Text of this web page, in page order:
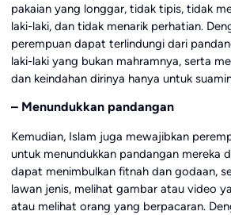
pakaian yang longgar, tidak tipis, tidak
laki-laki, dan tidak menarik perhatian.
perempuan dapat terlindungi dari
laki-laki yang bukan mahramnya, serta
dan keindahan dirinya hanya untuk
– Menundukkan pandangan
Kemudian, Islam juga mewajibkan
untuk menundukkan pandangan mereka
dapat menimbulkan fitnah dan godaan,
lawan jenis, melihat gambar atau video
atau melihat orang yang berpacaran.